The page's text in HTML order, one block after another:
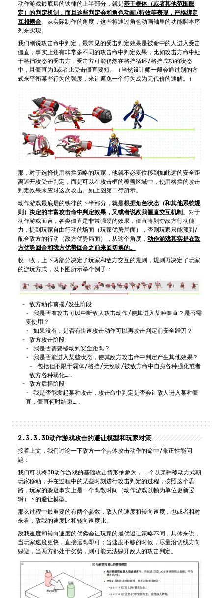
动作游戏最底层的铁律的上半部分，就是基于框体（或者其他范围限
定）的判定机制，而且这些判定会和角色动画/特效等表现，严格绑定
互相耦合。从实际制作的角度，这些将通过角色动画轴里的功能脚本序
列来实现。
我们刚说攻击命中判定，最常见的受击判定效果是被命中的人进入受击
僵直，事实上还有非常多不同的攻击命中判定效果，比如攻击方命中处
于格挡状态的受击方，受击方可能仍然在格挡循环/格挡成功的状态
中，且僵直为0或者比受击僵直要短。（当然设计师一般会通过别的方
式来平衡某些行为的强度，来让避免一个行为成为无代价的通解。）
那，对于选择使用格挡策略的玩家，他就不必要位移到如此远的安全距
离避开攻受击判定，而是可以在攻击框的覆盖区域中，使用格挡的攻击
判定效果来应对这次攻击。如上图第二行所示。
动作游戏最底层的铁律的下半部分，就是根据角色状态（和其他系统规
则）决定的丰富攻击命中判定效果，又或者说敌我僵直交互机制。对于
动作游戏而言，各类僵直是非常强硬的效果，僵直将剥夺敌方行动能
力，提到玩家自由行动的场面（玩家优势局面），否则玩家只能预判/
配合敌方的行动（敌方优势局面），从这个角度，动作游戏其实是在敌
方优势回合和我方优势回合之前来回切换的。
收一收，上下两部分决定了玩家和敌方交互的规则，规则再决定了玩家
的游玩方式，以下图所示举个例子：
敌方动作前摇/发生阶段
我是否有攻击可以中断敌人攻击动作/使其进入某种僵直？是否需
要使用？
如果没有，是否有快速攻击动作可以再攻击判定前安全蹭刀？
敌方攻击阶段
我是否需要移动到安全距离？
我是否能进入某些状态，使其敌方攻击命中判定产生其他效果？
包括但不限于霸体/格挡/无敌帧/被敌方命中自身各种强化或者
敌方各种弱化……
敌方后摇阶段
我是否能发起某种攻击，攻击命中判定是否会让敌人进入某种僵
直，僵直何时结束……
2.3.3.3D动作游戏攻击的避让模型和玩家对策
接着上文，我们讨论一下敌方一个具体攻击动作的命中/修正性能问
题：
我们可以将3D动作游戏的基础攻击情形抽象为，一个以某种移动方式朝
玩家移动，并在过程中的某些时刻进行攻击判定的过程，按照这个思
路，玩家的躲避事实上是一个离散时间（动作游戏以帧为单位更新逻
辑）下的避让模型。
那么过程中最重要的有两个参数，敌人的速度和转向速度，也或者相对
来看，敌我的速度比和转向速度比。
敌我速度和转向速度的优劣会让玩家的最优避让策略不同，具体来说，
当玩家速度更快，直接远离即可；当速度不够的时候，尽量沿切线方向
躲避，当两方都处于劣势，则可能无法躲开敌人的攻击判定。